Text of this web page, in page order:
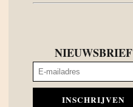
NIEUWSBRIEF
INSCHRIJVEN